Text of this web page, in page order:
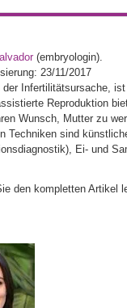
(embryologin).
23/11/2017
der Infertilitätsursache,
Reproduktion
Wunsch, Mutter zu
Techniken sind
Ei- und
den kompletten Artikel